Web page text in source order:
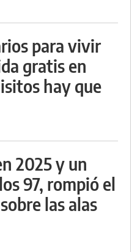
para vivir
gratis en
hay que
2025 y un
97, rompió el
las alas